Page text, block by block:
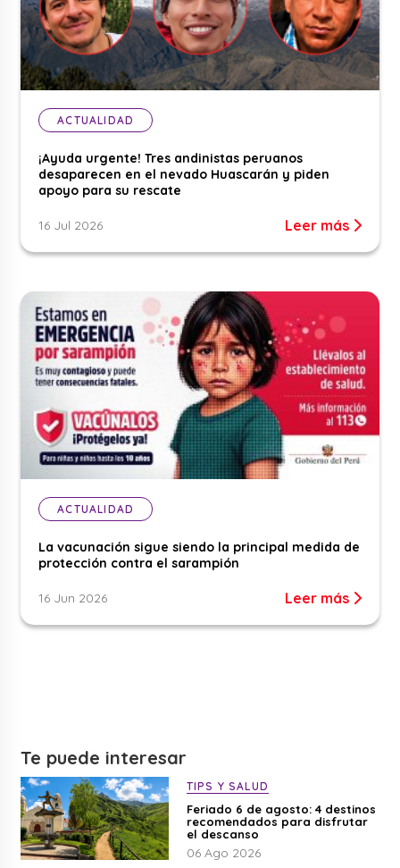
ACTUALIDAD
¡Ayuda urgente! Tres andinistas peruanos
desaparecen en el nevado Huascarán y piden
apoyo para su rescate
16 Jul 2026 Leer más
ACTUALIDAD
La vacunación sigue siendo la principal medida de
protección contra el sarampión
16 Jun 2026 Leer más
Te puede interesar
TIPS Y SALUD
Feriado 6 de agosto: 4 destinos
recomendados para disfrutar
el descanso
06 Ago 2026